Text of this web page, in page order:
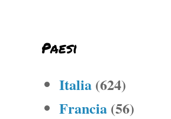
Paesi
Italia (624)
Francia (56)